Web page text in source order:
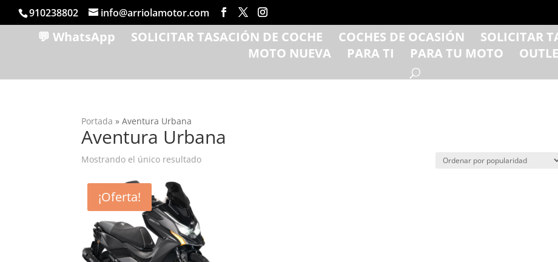
910238802 info@arriolamotor.com
💬 WhatsApp SOLICITAR TASACIÓN DE COCHE COCHES DE OCASIÓN SOLICITAR
MOTO NUEVA
PARA TI PARA TU MOTO
Portada »Aventura Urbana
Aventura Urbana
Mostrando el único resultado
¡Oferta!